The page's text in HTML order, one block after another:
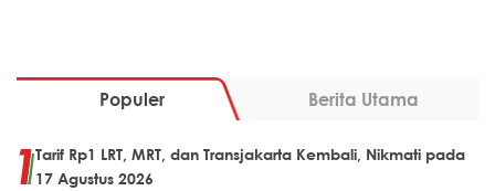
Populer Berita Utama
Tarif Rp1 LRT, MRT, dan Transjakarta Kembali, Nikmati pada
17 Agustus 2026